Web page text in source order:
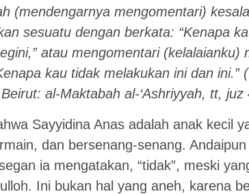
(mendengarnya mengomentari)
sesuatu dengan berkata: “Kenapa
atau mengomentari (kelalaianku)
kau tidak melakukan ini dan ini.”
al-Maktabah al-‘Ashriyyah, tt,
Sayyidina Anas adalah anak kecil
dan bersenang-senang.
ia mengatakan, “tidak”, meski
Ini bukan hal yang aneh, karena